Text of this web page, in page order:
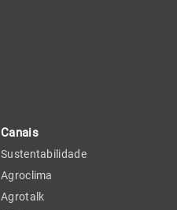
Canais
Sustentabilidade
Agroclima
Agrotalk